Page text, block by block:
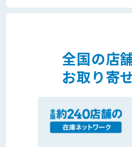
全国の店
お取り寄